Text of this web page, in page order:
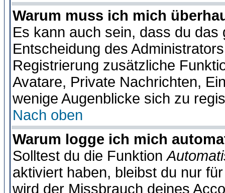
Warum muss ich mich
Es kann auch sein, dass du
Entscheidung des
Registrierung zusätzliche
Avatare, Private Nachrichten,
wenige Augenblicke sich zu
Nach oben
Warum logge ich mich
Solltest du die Funktion
aktiviert haben, bleibst du nur
wird der Missbrauch deines